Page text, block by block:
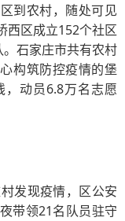
到农村，随处可见
西区成立152个社区
石家庄市共有农村
构筑防控疫情的堡
动员6.8万名志愿
发现疫情，区公安
带领21名队员驻守